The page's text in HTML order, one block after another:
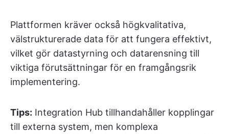
Plattformen kräver också högkvalitativa,
välstrukturerade data för att fungera effektivt,
vilket gör datastyrning och datarensning till
viktiga förutsättningar för en framgångsrik
implementering.
Tips: Integration Hub tillhandahåller kopplingar
till externa system, men komplexa